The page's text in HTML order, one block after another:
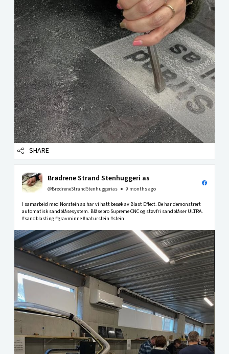
SHARE
Brødrene Strand Stenhuggeri as
@BrødreneStrandStenhuggerias 9 months ago
I samarbeid med Norstein as har vi hatt besøk av Blast Effect. De har demonstrert
automatisk sandblåsesystem. Blåsebro Supreme CNC og støvfri sandblåser ULTRA.
#sandblasting #gravminne #naturstein #stein